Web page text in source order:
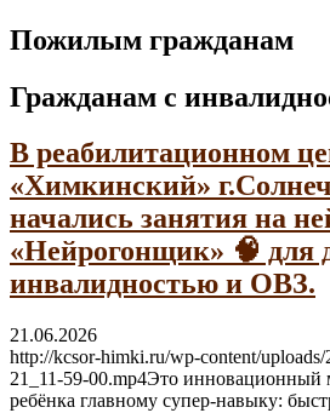
Пожилым гражданам
Гражданам с
В реабилитационном
«Химкинский»
начались занятия на
«Нейрогонщик» 🧠 для
инвалидностью и ОВЗ.
21.06.2026
http://kcsor-himki.ru/wp-content/
21_11-59-00.mp4Это инновационный
ребёнка главному супер-навыку: